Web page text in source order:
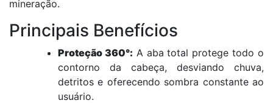
mineração.
Principais Benefícios
Proteção 360°: A aba total protege todo o
contorno da cabeça, desviando chuva,
detritos e oferecendo sombra constante ao
usuário.